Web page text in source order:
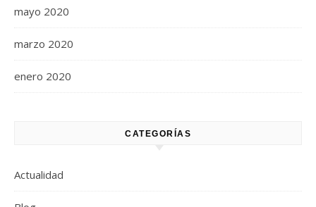
mayo 2020
marzo 2020
enero 2020
CATEGORÍAS
Actualidad